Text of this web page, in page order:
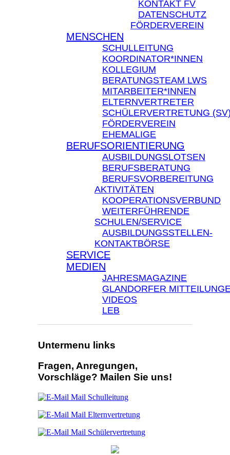
KONTAKT FV
DATENSCHUTZ
FÖRDERVEREIN
MENSCHEN
SCHULLEITUNG
KOORDINATOR*INNEN
KOLLEGIUM
BERATUNGSTEAM LWS
MITARBEITER*INNEN
ELTERNVERTRETER
SCHÜLERVERTRETUNG
FÖRDERVEREIN
EHEMALIGE
BERUFSORIENTIERUNG
AUSBILDUNGSLOTSEN
BERUFSBERATUNG
BERUFSVORBEREITUNG
AKTIVITÄTEN
KOOPERATIONSVERBUND
WEITERFÜHRENDE
SCHULEN/SERVICE
AUSBILDUNGSSTELLEN-
KONTAKTBÖRSE
SERVICE
MEDIEN
JAHRESMAGAZINE
GLANDORFER
VIDEOS
LEB
Untermenu links
Fragen, Anregungen,
Vorschläge? Mailen Sie uns!
Mail Schulleitung
Mail Elternvertretung
Mail Schülervertretung